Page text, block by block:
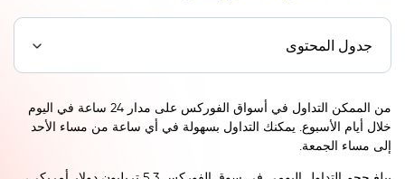
جدول المحتوى
من الممكن التداول في أسواق الفوركس على مدار 24 ساعة في اليوم
خلال أيام الأسبوع. يمكنك التداول بسهولة في أي ساعة من مساء الأحد
إلى مساء الجمعة.